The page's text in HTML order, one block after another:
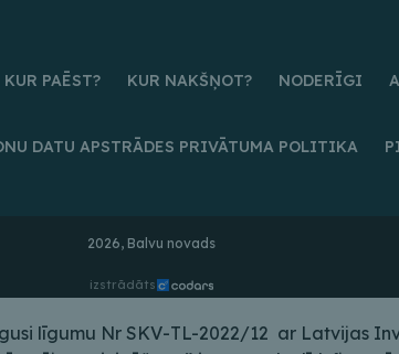
KUR PAĒST? KUR NAKŠŅOT? NODERĪGI
DATU APSTRĀDES PRIVĀTUMA POLITIKA
2026, Balvu novads
izstrādāts
līgumu Nr SKV-TL-2022/12 ar Latvijas